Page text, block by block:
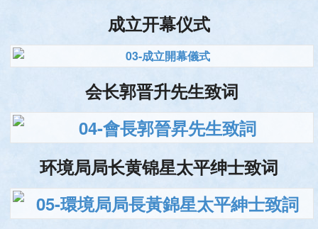
成立开幕仪式
会长郭晋升先生致词
环境局局长黄锦星太平绅士致词